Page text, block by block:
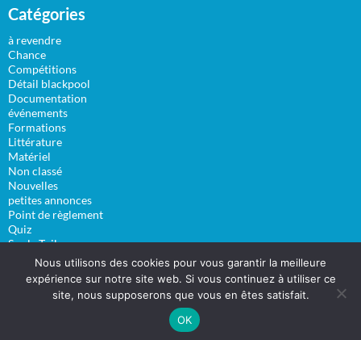
Catégories
à revendre
Chance
Compétitions
Détail blackpool
Documentation
événements
Formations
Littérature
Matériel
Non classé
Nouvelles
petites annonces
Point de règlement
Quiz
Sur la Toile
VidéosNous utilisons des cookies pour vous garantir la meilleure
expérience sur notre site web. Si vous continuez à utiliser ce
site, nous supposerons que vous en êtes satisfait.
OK